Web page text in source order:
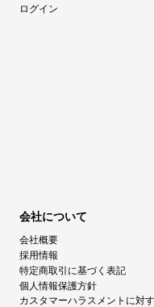
ログイン
会社について
会社概要
採用情報
特定商取引に基づく表記
個人情報保護方針
カスタマーハラスメントに対